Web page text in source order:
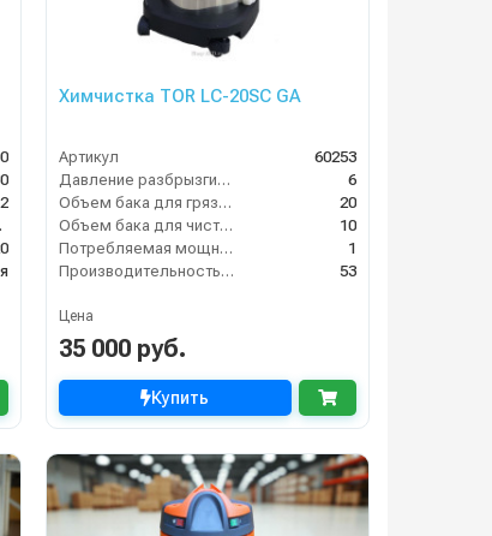
Химчистка TOR LC-20SC GA
Артикул
60253
Давление разбрызгивания (бар)
6
Объем бака для грязной воды, л
20
Объем бака для чистой воды, л
10
Потребляемая мощность (кВт)
1
Производительность (л/ч)
53
Цена
35 000 руб.
Купить